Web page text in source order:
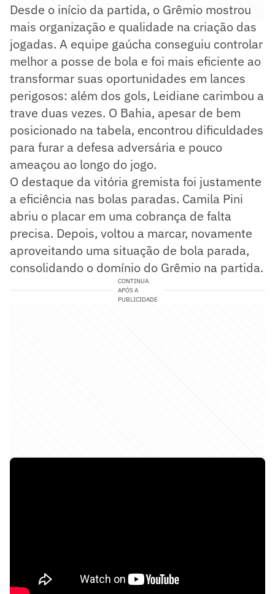
Desde o início da partida, o Grêmio mostrou
mais organização e qualidade na criação das
jogadas. A equipe gaúcha conseguiu controlar
melhor a posse de bola e foi mais eficiente ao
transformar suas oportunidades em lances
perigosos: além dos gols, Leidiane carimbou a
trave duas vezes. O Bahia, apesar de bem
posicionado na tabela, encontrou dificuldades
para furar a defesa adversária e pouco
ameaçou ao longo do jogo.
O destaque da vitória gremista foi justamente
a eficiência nas bolas paradas. Camila Pini
abriu o placar em uma cobrança de falta
precisa. Depois, voltou a marcar, novamente
aproveitando uma situação de bola parada,
consolidando o domínio do Grêmio na partida.
CONTINUA
APÓS A
PUBLICIDADE